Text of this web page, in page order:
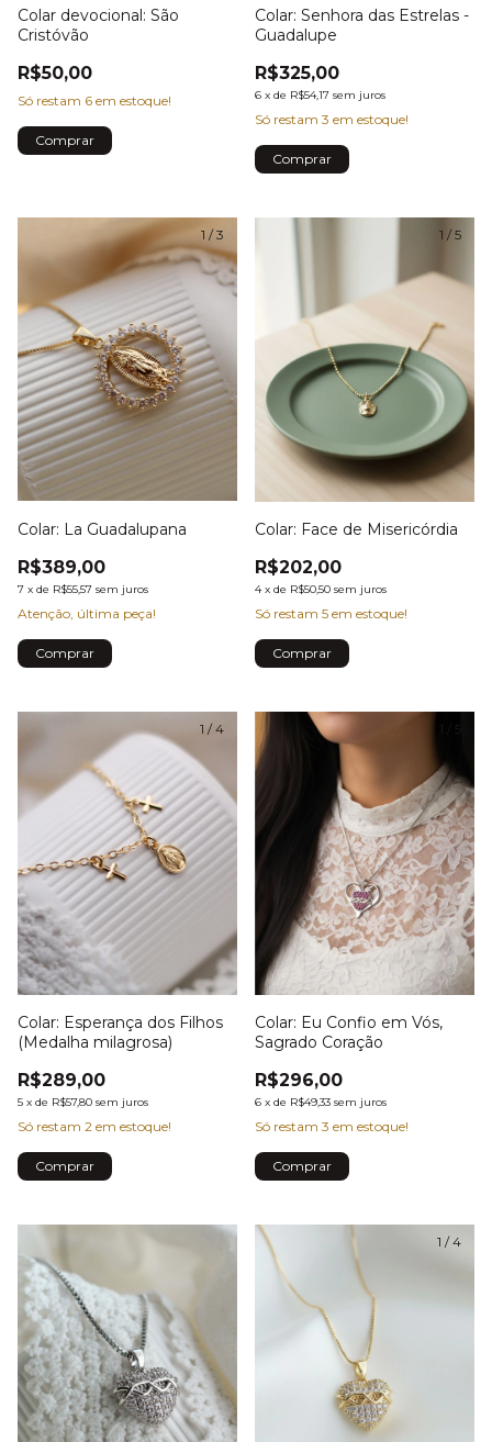
Colar devocional: São
Cristóvão
R$50,00
Só restam 6 em estoque!
Colar: Senhora das Estrelas -
Guadalupe
R$325,00
6 x de R$54,17 sem juros
Só restam 3 em estoque!
1 /3
Colar: La Guadalupana
R$389,00
7 x de R$55,57 sem juros
Atenção, última peça!
1 / 5
Colar: Face de Misericórdia
R$202,00
4 x de R$50,50 sem juros
Só restam 5 em estoque!
1 /4
Colar: Esperança dos Filhos
(Medalha milagrosa)
R$289,00
5 x de R$57,80 sem juros
Só restam 2 em estoque!
1 5
Colar: Eu Confio em Vós,
Sagrado Coração
R$296,00
6 x de R$49,33 sem juros
Só restam 3 em estoque!
1 /4